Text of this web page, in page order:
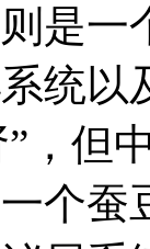
是
统以
，但
个蚕